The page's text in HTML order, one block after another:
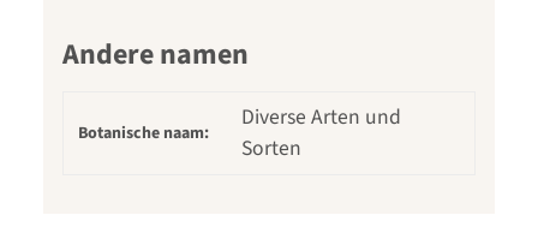
Andere namen
Botanische naam:
Diverse Arten und
Sorten